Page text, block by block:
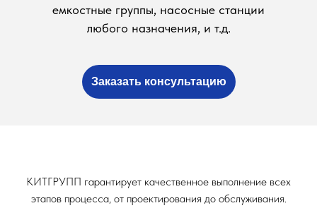
Заказать консультацию
емкостные группы, насосные станции
любого назначения, и т.д.
КИТГРУПП гарантирует качественное выполнение всех
этапов процесса, от проектирования до обслуживания.